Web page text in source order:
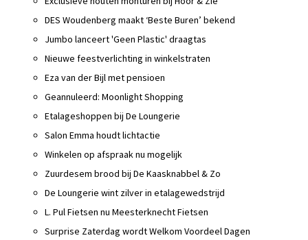
DES Woudenberg maakt ‘Beste Buren’ bekend
Jumbo lanceert 'Geen Plastic' draagtas
Nieuwe feestverlichting in winkelstraten
Eza van der Bijl met pensioen
Geannuleerd: Moonlight Shopping
Etalageshoppen bij De Loungerie
Salon Emma houdt lichtactie
Winkelen op afspraak nu mogelijk
Zuurdesem brood bij De Kaasknabbel & Zo
De Loungerie wint zilver in etalagewedstrijd
L. Pul Fietsen nu Meesterknecht Fietsen
Surprise Zaterdag wordt Welkom Voordeel Dagen